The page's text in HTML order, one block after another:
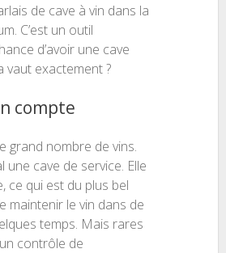
de cave à vin dans la
C’est un outil
d’avoir une cave
vaut exactement ?
compte
grand nombre de vins.
cave de service. Elle
ce qui est du plus bel
maintenir le vin dans de
temps. Mais rares
contrôle de